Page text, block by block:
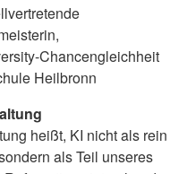
Chancengleichheit
Heilbronn
heißt, KI nicht als rein
als Teil unseres